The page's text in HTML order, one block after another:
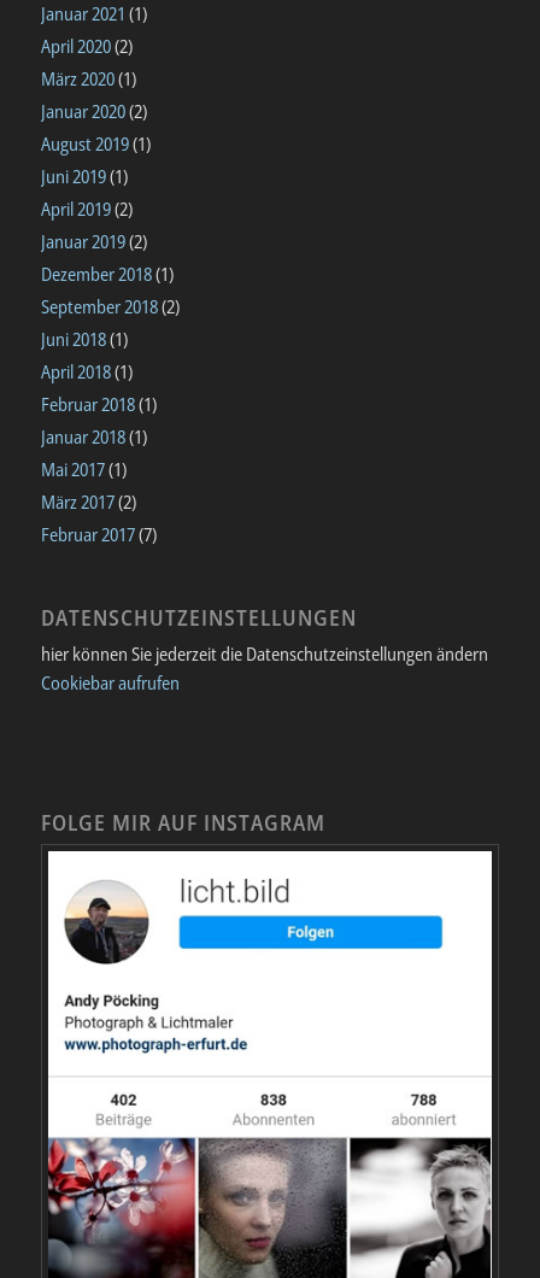
Januar 2021 (1)
April 2020(2)
März 2020(1)
Januar 2020(2)
August 2019(1)
Juni 2019(1)
April 2019(2)
Januar 2019(2)
Dezember 2018(1)
September 2018(2)
Juni 2018(1)
April 2018(1)
Februar 2018(1)
Januar 2018(1)
Mai 2017(1)
März 2017(2)
Februar 2017(7)
DATENSCHUTZEINSTELLUNGEN
hier können Sie jederzeit die Datenschutzeinstellungen ändern
Cookiebar aufrufen
FOLGE MIR AUF INSTAGRAM